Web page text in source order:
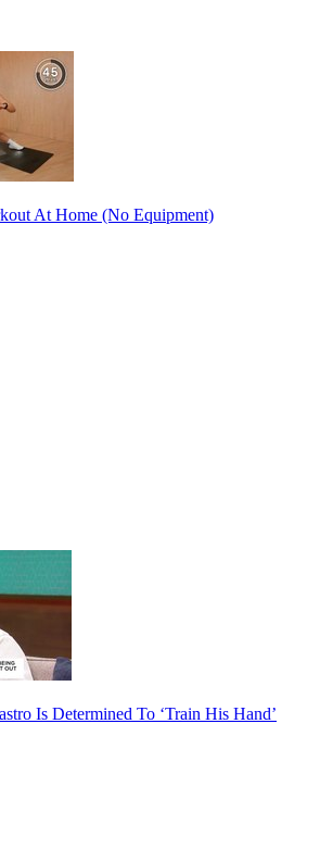
At Home (No Equipment)
Is Determined To ‘Train His Hand’